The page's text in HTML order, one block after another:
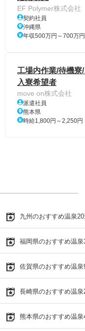
EF Polymer株式会社
契約社員
沖縄県
年収500万円～700万円
工場内作業/待機寮
入寮希望者
move on株式会社
派遣社員
熊本県
時給1,800円～2,250円
九州のおすすめ温泉20
福岡県のおすすめ温泉
佐賀県のおすすめ温泉
長崎県のおすすめ温泉
熊本県のおすすめ温泉